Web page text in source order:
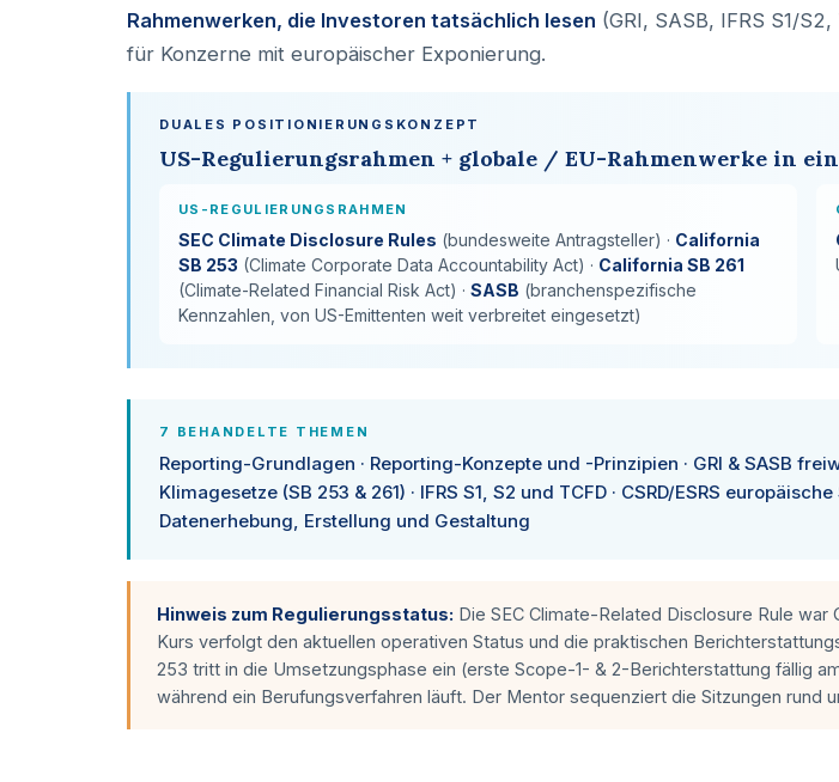
Rahmenwerken, die Investoren tatsächlich lesen (GRI, SASB, IFRS S1/
für Konzerne mit europäischer Exponierung.
DUALES POSITIONIERUNGSKONZEPT
US-Regulierungsrahmen + globale / EU-Rahmenwerke in
US-REGULIERUNGSRAHMEN
SEC Climate Disclosure Rules (bundesweite Antragsteller) · California
SB 253 (Climate Corporate Data Accountability Act) · California SB 261
(Climate-Related Financial Risk Act) · SASB (branchenspezifische
Kennzahlen, von US-Emittenten weit verbreitet eingesetzt)
7 BEHANDELTE THEMEN
Reporting-Grundlagen · Reporting-Konzepte und -Prinzipien · GRI & SASB
Klimagesetze (SB 253 & 261) · IFRS S1, S2 und TCFD · CSRD/ESRS
Datenerhebung, Erstellung und Gestaltung
Hinweis zum Regulierungsstatus: Die SEC Climate-Related Disclosure Rule
Kurs verfolgt den aktuellen operativen Status und die praktischen
253 tritt in die Umsetzungsphase ein (erste Scope-1- & 2-Berichterstattung fällig
während ein Berufungsverfahren läuft. Der Mentor sequenziert die Sitzungen rund